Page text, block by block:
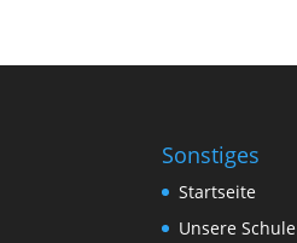
Sonstiges
Startseite
Unsere Schule